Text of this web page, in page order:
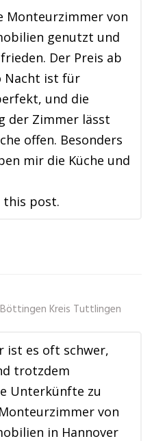
Monteurzimmer von
genutzt und
Der Preis ab
Nacht ist für
und die
der Zimmer lässt
offen. Besonders
mir die Küche und
this post.
Kreis Tuttlingen
ist es oft schwer,
trotzdem
Unterkünfte zu
von
in Hannover